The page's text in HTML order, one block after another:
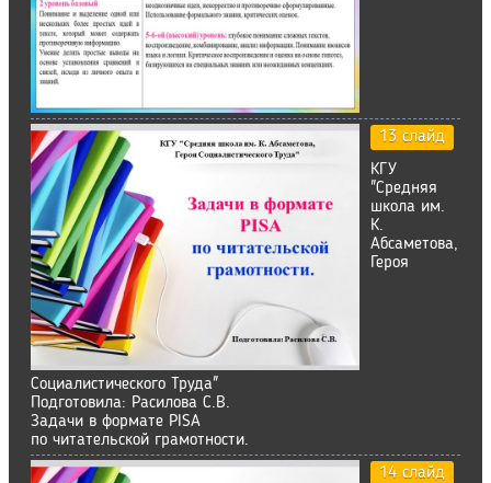
13 слайд
КГУ
"Средняя
школа им.
К.
Абсаметова,
Героя
Социалистического Труда"
Подготовила: Расилова С.В.
Задачи в формате PISA
по читательской грамотности.
14 слайд